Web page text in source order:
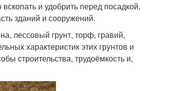
и удобрить перед посадкой,
зданий и сооружений.
лессовый грунт, торф, гравий,
характеристик этих грунтов и
строительства, трудоёмкость и,